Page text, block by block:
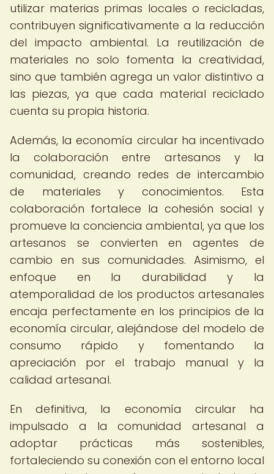
utilizar materias primas locales o recicladas,
contribuyen significativamente a la reducción
del impacto ambiental. La reutilización de
materiales no solo fomenta la creatividad,
sino que también agrega un valor distintivo a
las piezas, ya que cada material reciclado
cuenta su propia historia.
Además, la economía circular ha incentivado
la colaboración entre artesanos y la
comunidad, creando redes de intercambio
de materiales y conocimientos. Esta
colaboración fortalece la cohesión social y
promueve la conciencia ambiental, ya que los
artesanos se convierten en agentes de
cambio en sus comunidades. Asimismo, el
enfoque en la durabilidad y la
atemporalidad de los productos artesanales
encaja perfectamente en los principios de la
economía circular, alejándose del modelo de
consumo rápido y fomentando la
apreciación por el trabajo manual y la
calidad artesanal.
En definitiva, la economía circular ha
impulsado a la comunidad artesanal a
adoptar prácticas más sostenibles,
fortaleciendo su conexión con el entorno local